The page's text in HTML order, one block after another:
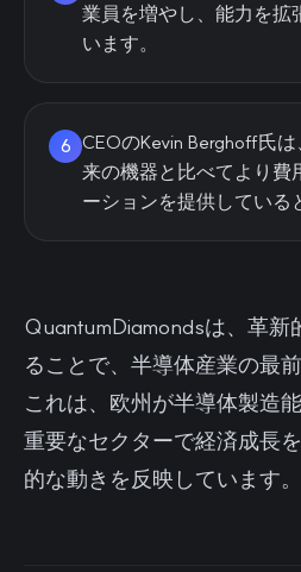
業員を増やし、能力を拡
います。
6
CEOのKevin Berghoff氏
来の機器と比べてより費
ーションを提供している
QuantumDiamondsは、革
ることで、半導体産業の最
これは、欧州が半導体製造
重要なセクターで経済成長
的な動きを反映しています。